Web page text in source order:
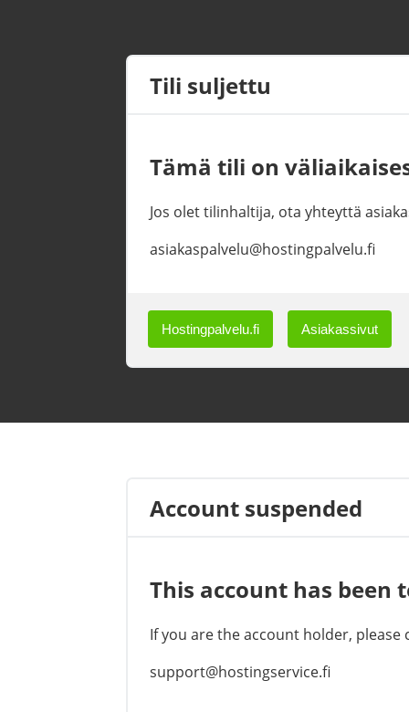
Tili suljettu
Tämä tili on
Jos olet tilinhaltija, ota yhteyttä
asiakaspalvelu@hostingpalvelu.fi
Hostingpalvelu.fi Asiakassivut
Account suspended
This account has been
If you are the account holder,
support@hostingservice.fi